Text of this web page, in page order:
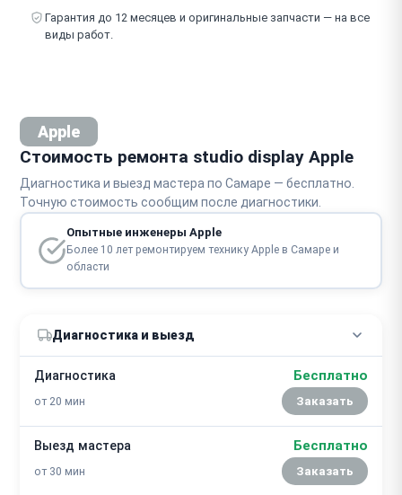
Гарантия до 12 месяцев и оригинальные запчасти — на все
виды работ.
Apple
Стоимость ремонта studio display Apple
Диагностика и выезд мастера по Самаре — бесплатно.
Точную стоимость сообщим после диагностики.
Опытные инженеры Apple
Более 10 лет ремонтируем технику Apple в Самаре и
области
Диагностика и выезд
Диагностика
от 20 мин
Бесплатно
Заказать
Выезд мастера
от 30 мин
Бесплатно
Заказать